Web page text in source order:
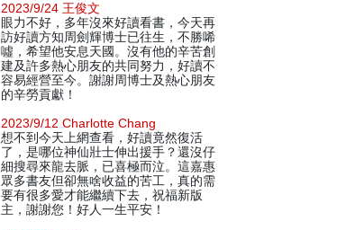
2023/9/24 王俊文
眼力不好，多年沒來好讀看書，今天再
訪好讀方知周劍輝博士已往生，不勝唏
噓，希望他安息天國。沒有他的辛苦創
建及許多熱心朋友的共同努力，好讀不
容易經營至今。謝謝周博士及熱心朋友
的辛勞貢獻！
2023/9/12 Charlotte Chang
想不到今天上網查看，好讀竟然復活
了，是哪位神仙壯士伸出援手？還沒仔
細搜尋來龍去脈，已喜極而泣。這嘉惠
眾多書友但卻無啥收益的苦工，真的需
要有很多愛才能繼續下去，祝福新版
主，謝謝您！好人一生平安！